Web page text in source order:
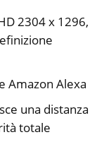
2304 x 1296,
Amazon Alexa
una distanza
totale